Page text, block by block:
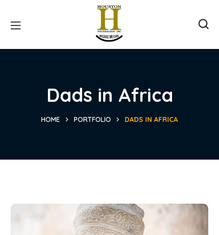
Dads in Africa
HOME PORTFOLIO DADS IN AFRICA